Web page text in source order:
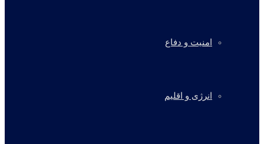
امنیت و دفاع
انرژی و اقلیم